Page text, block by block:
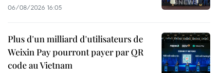
06/08/2026 16:05
Plus d'un milliard d'utilisateurs de
Weixin Pay pourront payer par QR
code au Vietnam